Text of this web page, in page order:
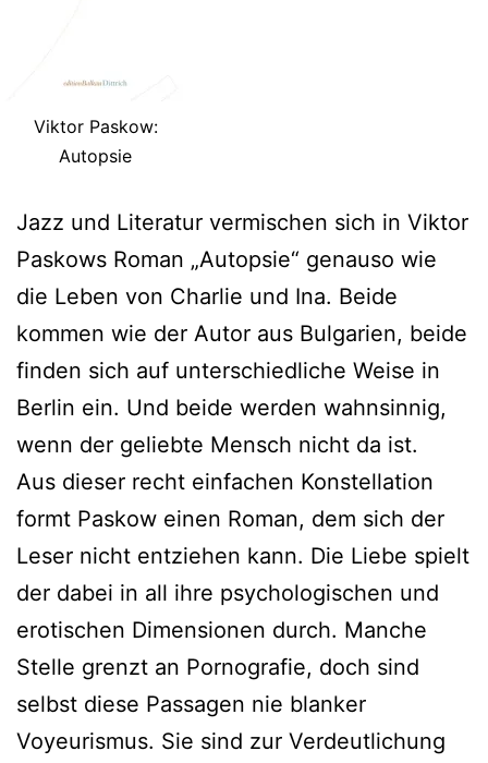
Viktor Paskow:
Autopsie
Jazz und Literatur vermischen sich in Viktor
Paskows Roman „Autopsie“ genauso wie
die Leben von Charlie und Ina. Beide
kommen wie der Autor aus Bulgarien, beide
finden sich auf unterschiedliche Weise in
Berlin ein. Und beide werden wahnsinnig,
wenn der geliebte Mensch nicht da ist.
Aus dieser recht einfachen Konstellation
formt Paskow einen Roman, dem sich der
Leser nicht entziehen kann. Die Liebe spielt
der dabei in all ihre psychologischen und
erotischen Dimensionen durch. Manche
Stelle grenzt an Pornografie, doch sind
selbst diese Passagen nie blanker
Voyeurismus. Sie sind zur Verdeutlichung